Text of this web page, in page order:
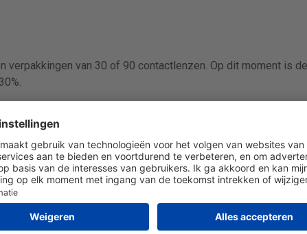
verpakkingen van 30 of 90 contactlenzen. Op dit moment is
voordat je easyvision linarial multifocal online koopt.
je eenvoudig scherpe prijzen vindt en bespaart op
in dozen met 30 of 90 contactlenzen.
multifocal (30 lenzen) is € 36,99.Ga naar aanbieding bij
multifocal (90 lenzen) is € 98,99. Ga naar aanbieding bij